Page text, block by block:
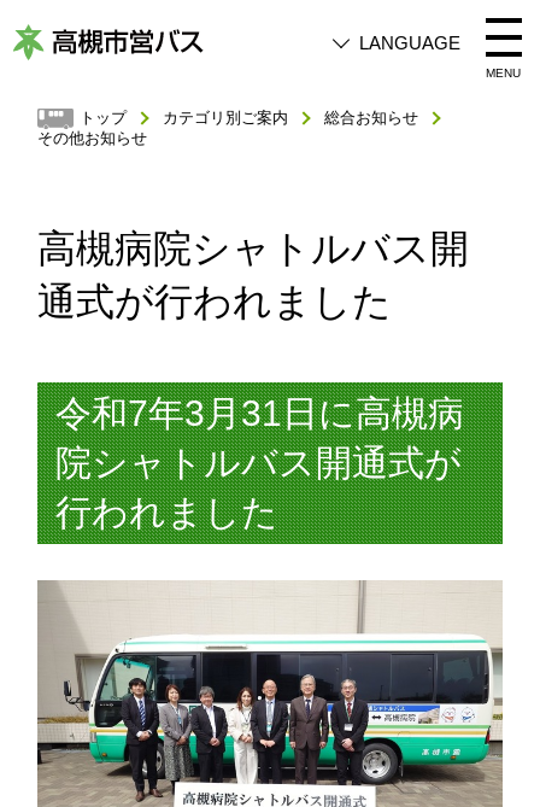
槻
ス
LANGUAGE
MENU
トップ カテゴリ別ご案内
総合お知らせ
その他お知らせ
高槻病院シャトルバス開
通式が行われました
令和7年3月31日に高槻病
院シャトルバス開通式が
行われました